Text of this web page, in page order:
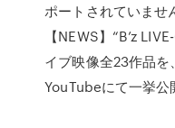
ポートされていませ
【NEWS】“B’z
イブ映像全23作品を
YouTubeにて一挙公